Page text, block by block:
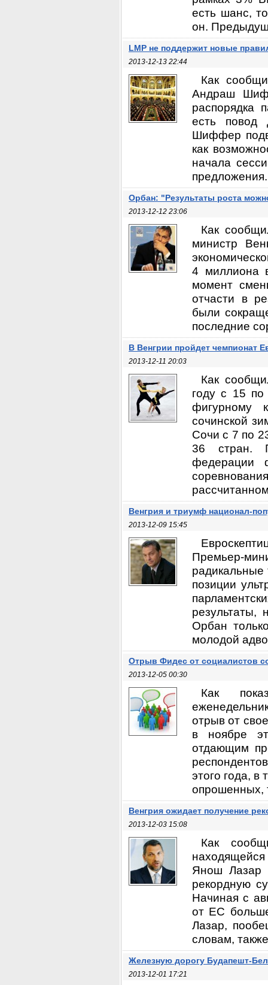
есть шанс,
он.
LMP не поддержит новые
2013-12-13 22:44
Как
Андраш
распорядка
есть повод
Шиффер
как
начала
Орбан: "Результаты роста
2013-12-12 23:06
Как
министр
4 миллиона
момент
отчасти в
были
последние
В Венгрии пройдет чемпионат
2013-12-11 20:03
Как
году с 15
фигурному
сочинской
Сочи с 7 по
36 стран.
федерации
Венгрия и триумф национал-
2013-12-09 15:45
Премьер-
позиции
результаты,
Орбан
молодой
Отрыв Фидес от социалистов
2013-12-05 00:30
Как
отрыв от
в ноябре
отдающим
этого года,
опрошенных,
Венгрия ожидает получение
2013-12-03 15:08
Как
находящейся
Янош Лазар
рекордную
Начиная с
от ЕС
Лазар,
словам,
Железную дорогу Будапешт-
2013-12-01 17:21